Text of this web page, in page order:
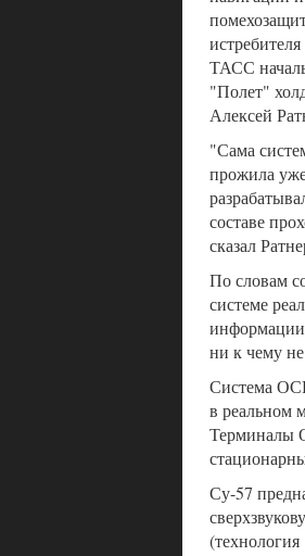
ТАСС
"Полет"
Алексей
"Сама
прожила
составе
сказал
По словам
системе
ни к чему
Система
в реальном
Терминалы
Су-57